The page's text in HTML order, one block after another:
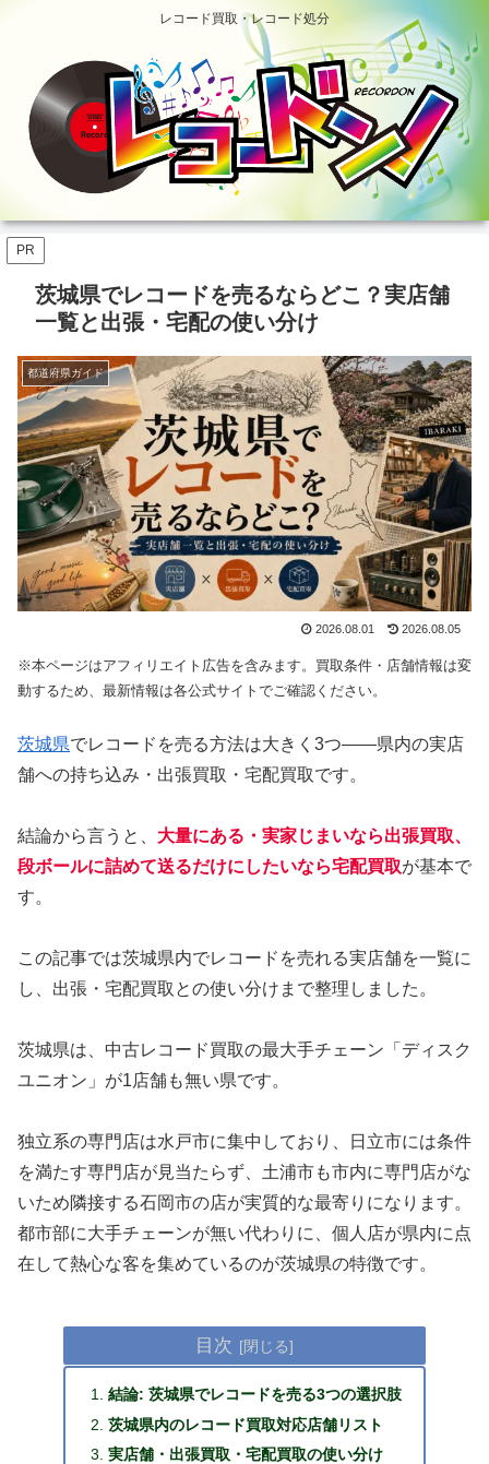
レコード買取・レコード処分
PR
茨城県でレコードを売るならどこ？実店舗
一覧と出張・宅配の使い分け
都道府県ガイド
2026.08.01 2026.08.05
※本ページはアフィリエイト広告を含みます。買取条件・店舗情報は変
動するため、最新情報は各公式サイトでご確認ください。
茨城県でレコードを売る方法は大きく3つ——県内の実店
舗への持ち込み・出張買取・宅配買取です。
結論から言うと、 大量にある・実家じまいなら出張買取、
段ボールに詰めて送るだけにしたいなら宅配買取が基本で
す。
この記事では茨城県内でレコードを売れる実店舗を一覧に
し、出張・宅配買取との使い分けまで整理しました。
茨城県は、中古レコード買取の最大手チェーン「ディスク
ユニオン」が1店舗も無い県です。
独立系の専門店は水戸市に集中しており、日立市には条件
を満たす専門店が見当たらず、土浦市も市内に専門店がな
いため隣接する石岡市の店が実質的な最寄りになります。
都市部に大手チェーンが無い代わりに、個人店が県内に点
在して熱心な客を集めているのが茨城県の特徴です。
目次
結論: 茨城県でレコードを売る3つの選択肢
茨城県内のレコード買取対応店舗リスト
実店舗・出張買取・宅配買取の使い分け